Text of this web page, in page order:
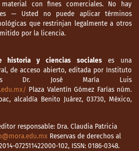
con fines comerciales. No hay
— Usted no puede aplicar términos
que restrinjan legalmente a otros
por la licencia.
historia y ciencias socialeses una
de acceso abierto, editada por Instituto
Dr. José María Luis
Plaza Valentín Gómez Farías núm.
alcaldía Benito Juárez, 03730, México,
responsable: Dra. Claudia Patricia
Reservas de derechos al
072511422000-102, ISSN: 0186-0348.